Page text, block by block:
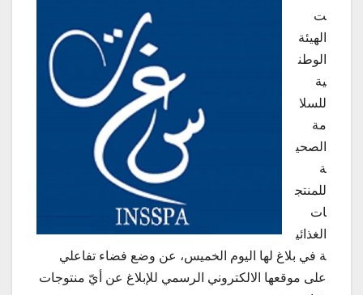
ت
الهيئة
الوطن
ية
للسلا
مة
الصحي
ة
للمنتج
ات
الغذائي
ة في بلاغ لها اليوم الخميس، عن وضع فضاء تفاعلي
على موقعها الالكتروني الرسمي للإبلاغ عن أيّ منتوجات